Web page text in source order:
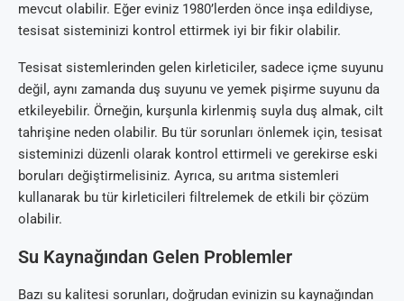
mevcut olabilir. Eğer eviniz 1980’lerden önce inşa edildiyse,
tesisat sisteminizi kontrol ettirmek iyi bir fikir olabilir.
Tesisat sistemlerinden gelen kirleticiler, sadece içme suyunu
değil, aynı zamanda duş suyunu ve yemek pişirme suyunu da
etkileyebilir. Örneğin, kurşunla kirlenmiş suyla duş almak, cilt
tahrişine neden olabilir. Bu tür sorunları önlemek için, tesisat
sisteminizi düzenli olarak kontrol ettirmeli ve gerekirse eski
boruları değiştirmelisiniz. Ayrıca, su arıtma sistemleri
kullanarak bu tür kirleticileri filtrelemek de etkili bir çözüm
olabilir.
Su Kaynağından Gelen Problemler
Bazı su kalitesi sorunları, doğrudan evinizin su kaynağından